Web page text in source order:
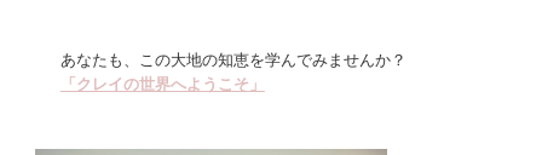
あなたも、この大地の知恵を学んでみませんか？
「クレイの世界へようこそ」